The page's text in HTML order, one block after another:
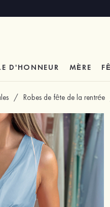
D'HONNEUR MÈRE
/ Robes de fête de la rentrée